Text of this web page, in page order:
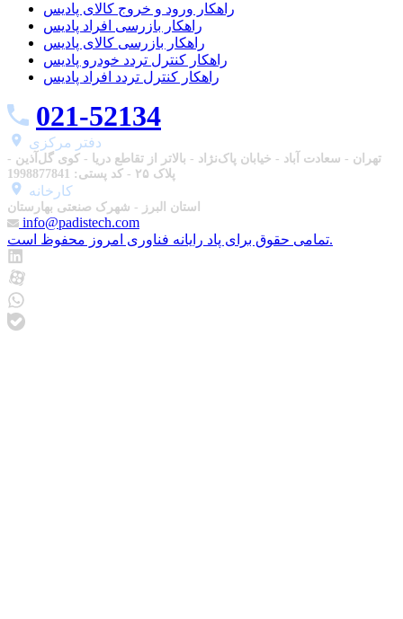
راهکار ورود و خروج کالای پادیس
راهکار بازرسی افراد پادیس
راهکار بازرسی کالای پادیس
راهکار کنترل تردد خودرو پادیس
راهکار کنترل تردد افراد پادیس
021-52134
دفتر مرکزی
تهران - سعادت آباد - خیابان پاک‌نژاد - بالاتر از تقاطع دریا - کوی گل‌آذین -
پلاک ۲۵ - کد پستی: 1998877841
استان البرز - شهرک صنعتی بهارستان
info@padistech.com
تمامی حقوق برای پاد رایانه فناوری امروز محفوظ است.